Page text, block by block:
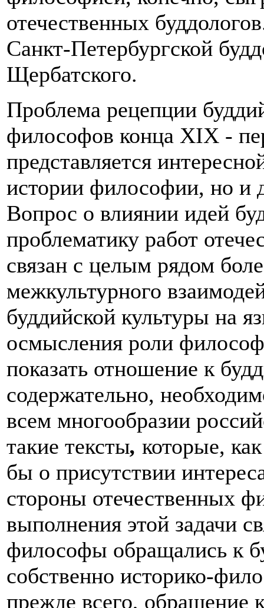
отечественных
Санкт-Петербургской
Щербатского.
Проблема рецепции
философов конца XIX -
представляется
истории философии, но и
Вопрос о влиянии идей
проблематику работ
связан с целым рядом
межкультурного
буддийской культуры на
осмысления роли
показать отношение к
содержательно,
всем многообразии
такие тексты, которые,
бы о присутствии
стороны отечественных
выполнения этой задачи
философы обращались к
собственно историко-
прежде всего, обращение